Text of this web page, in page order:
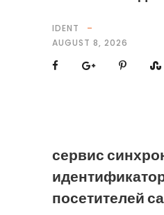
IDENT
AUGUST 8, 2026
сервис
посетителей